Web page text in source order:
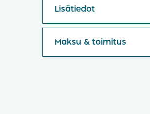
Lisätiedot
Maksu & toimitus